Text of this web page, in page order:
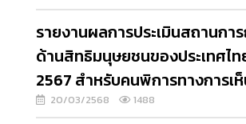
รายงานผลการประเมินสถานกา
ด้านสิทธิมนุษยชนของประเทศไท
2567 สำหรับคนพิการทางการเ
20/03/2568 1488